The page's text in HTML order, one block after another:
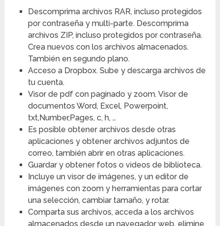
Descomprima archivos RAR, incluso protegidos
por contraseña y multi-parte. Descomprima
archivos ZIP, incluso protegidos por contraseña.
Crea nuevos con los archivos almacenados.
También en segundo plano.
Acceso a Dropbox. Sube y descarga archivos de
tu cuenta.
Visor de pdf con paginado y zoom. Visor de
documentos Word, Excel, Powerpoint,
txt,Number,Pages, c, h, …
Es posible obtener archivos desde otras
aplicaciones y obtener archivos adjuntos de
correo, también abrir en otras aplicaciones.
Guardar y obtener fotos o videos de biblioteca.
Incluye un visor de imágenes, y un editor de
imágenes con zoom y herramientas para cortar
una selección, cambiar tamaño, y rotar.
Comparta sus archivos, acceda a los archivos
almacenados desde un navegador web, elimine